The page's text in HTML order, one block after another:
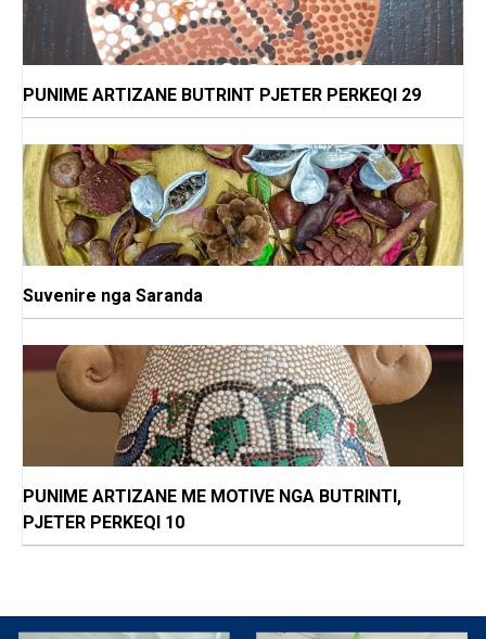
PUNIME ARTIZANE BUTRINT PJETER PERKEQI 29
Suvenire nga Saranda
PUNIME ARTIZANE ME MOTIVE NGA BUTRINTI,
PJETER PERKEQI 10